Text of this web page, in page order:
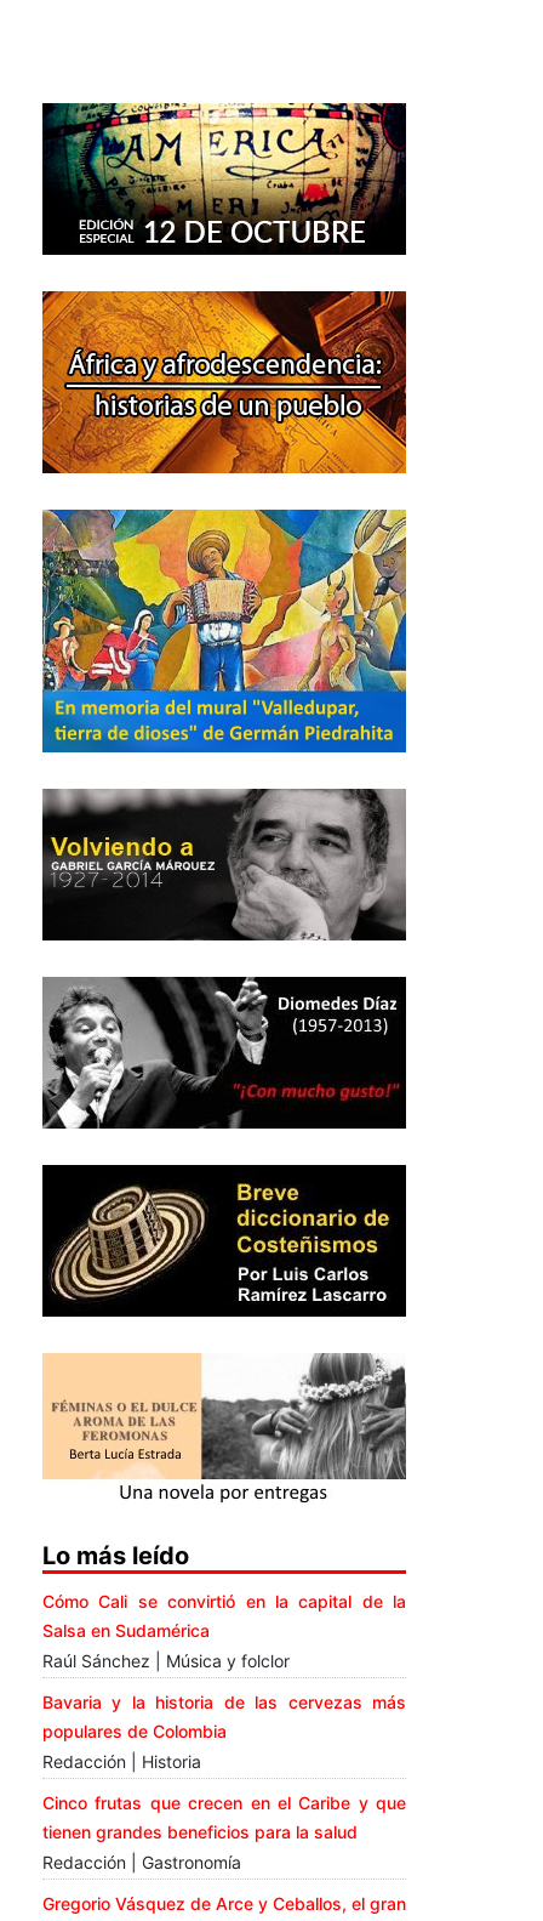
Lo más leído
Cómo Cali se convirtió en la capital de la
Salsa en Sudamérica
Raúl Sánchez | Música y folclor
Bavaria y la historia de las cervezas más
populares de Colombia
Redacción | Historia
Cinco frutas que crecen en el Caribe y que
tienen grandes beneficios para la salud
Redacción | Gastronomía
Gregorio Vásquez de Arce y Ceballos, el gran